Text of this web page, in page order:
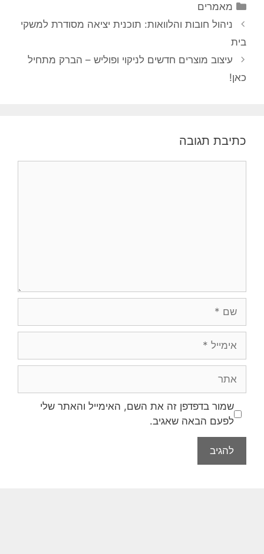
מאמרים
ניהול חובות והלוואות: תוכנית יציאה מסודרת למשקי
בית
עיצוב מוצרים חדשים לניקוי ופוליש – הברק מתחיל
כאן!
כתיבת תגובה
שמור בדפדפן זה את השם, האימייל והאתר שלי
לפעם הבאה שאגיב.